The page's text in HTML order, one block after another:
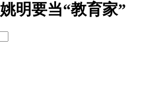
明要当“教育家”